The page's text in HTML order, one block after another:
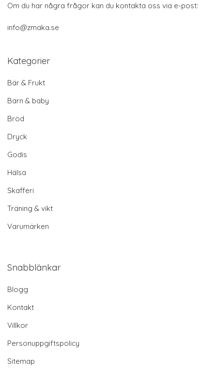
Om du har några frågor kan du kontakta oss via e-post:
info@zmaka.se
Kategorier
Bär & Frukt
Barn & baby
Bröd
Dryck
Godis
Hälsa
Skafferi
Träning & vikt
Varumärken
Snabblänkar
Blogg
Kontakt
Villkor
Personuppgiftspolicy
Sitemap